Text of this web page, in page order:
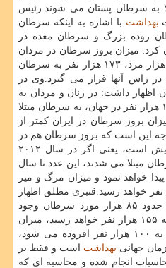
نفر مبتلا به سرطان پستان می شوند.رئیس
بهداشت با اشاره به اینكه سرطان
روده بزرگ و سرطان معده در
كرد: میزان بروز سرطان در مردان
بیش از زنان است و از هر ۱۰۰ هزار مرد، ۱۷۳ هزار نفر به سرطان
راس آنها قرار می گیرد.وی در
اظهار داشت: در زنان و مردان به
ترتیب، ۲۰۵ و ۱۶۵ نفر از هر ۱۰۰ هزار نفر در جهان، به سرطان مبتلا
بروز سرطان در ایران كمتر از
این است كه بروز سرطان هم در
ایران و هم در جهان رو به افزایش است، یعنی اگر در سال ۲۰۱۲
مبتلا می شدند، این عدد تا سال
پیدا خواهد نمود و میزان مرگ و میر
نفر به ۱۳ میلیون نفر خواهد رسید.قنبری مطلق اظهار
داشت: در ایران در سال ۲۰۱۲ حدود ۸۵ هزار مورد سرطان وجود
داشته و این عدد تا سال ۲۰۳۰ به ۱۵۵ هزار نفر خواهد رسید، میزان
مرگ و میر هم از ۵۵ هزار نفر به ۱۰۰ هزار نفر افزوده می شود،
جهانی بهداشت است و فقط بر
انجام شده و محاسبه ای كه